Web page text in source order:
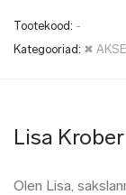
Tootekood: -
Kategooriad: ✖
Lisa Krober
Olen Lisa,